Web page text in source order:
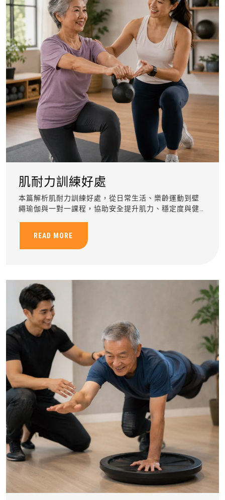
肌耐力訓練好處
本篇解析肌耐力訓練好處，從日常生活、樂齡運動到壁
繩瑜伽與一對一課程，協助安全提升肌力、穩定度與健
READ MORE